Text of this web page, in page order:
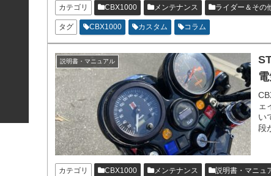
カテゴリ
CBX1000 メンテナンス ライダー＆その
タグ CBX1000 カスタム コラム
説明書・マニュアル
ェ
い
段
カテゴリ
CBX1000 メンテナンス 説明書・マニュ